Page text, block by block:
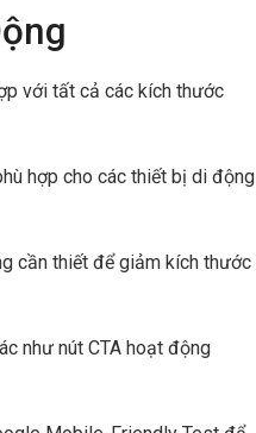
với tất cả các kích thước
hợp cho các thiết bị di động
cần thiết để giảm kích thước
như nút CTA hoạt động